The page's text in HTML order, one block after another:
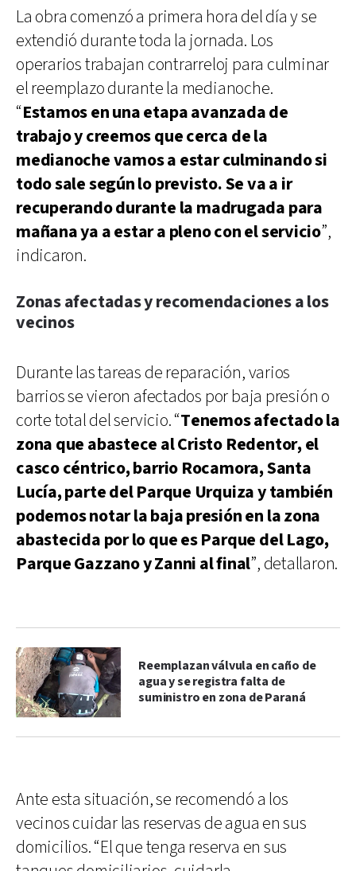
La obra comenzó a primera hora del día y se
extendió durante toda la jornada. Los
operarios trabajan contrarreloj para culminar
el reemplazo durante la medianoche.
“Estamos en una etapa avanzada de
trabajo y creemos que cerca de la
medianoche vamos a estar culminando si
todo sale según lo previsto. Se va a ir
recuperando durante la madrugada para
mañana ya a estar a pleno con el servicio”,
indicaron.
Zonas afectadas y recomendaciones a los
vecinos
Durante las tareas de reparación, varios
barrios se vieron afectados por baja presión o
corte total del servicio. “Tenemos afectado la
zona que abastece al Cristo Redentor, el
casco céntrico, barrio Rocamora, Santa
Lucía, parte del Parque Urquiza y también
podemos notar la baja presión en la zona
abastecida por lo que es Parque del Lago,
Parque Gazzano y Zanni al final”, detallaron.
Reemplazan válvula en caño de
agua y se registra falta de
suministro en zona de Paraná
Ante esta situación, se recomendó a los
vecinos cuidar las reservas de agua en sus
domicilios. “El que tenga reserva en sus